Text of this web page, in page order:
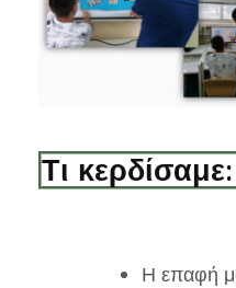
Τι κερδίσαμε:
Η επαφή